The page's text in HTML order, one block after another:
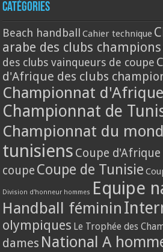
Catégories
Beach handball Cahier technique
arabe des clubs champions
des clubs vainqueurs de coupe
d'Afrique des clubs
Championnat
Championnat de
Championnat du
tunisiens Coupe
coupe Coupe de Tunisie
Division d'honneur hommes Equipe
Handball féminin
olympiques Le Trophée des
dames National A